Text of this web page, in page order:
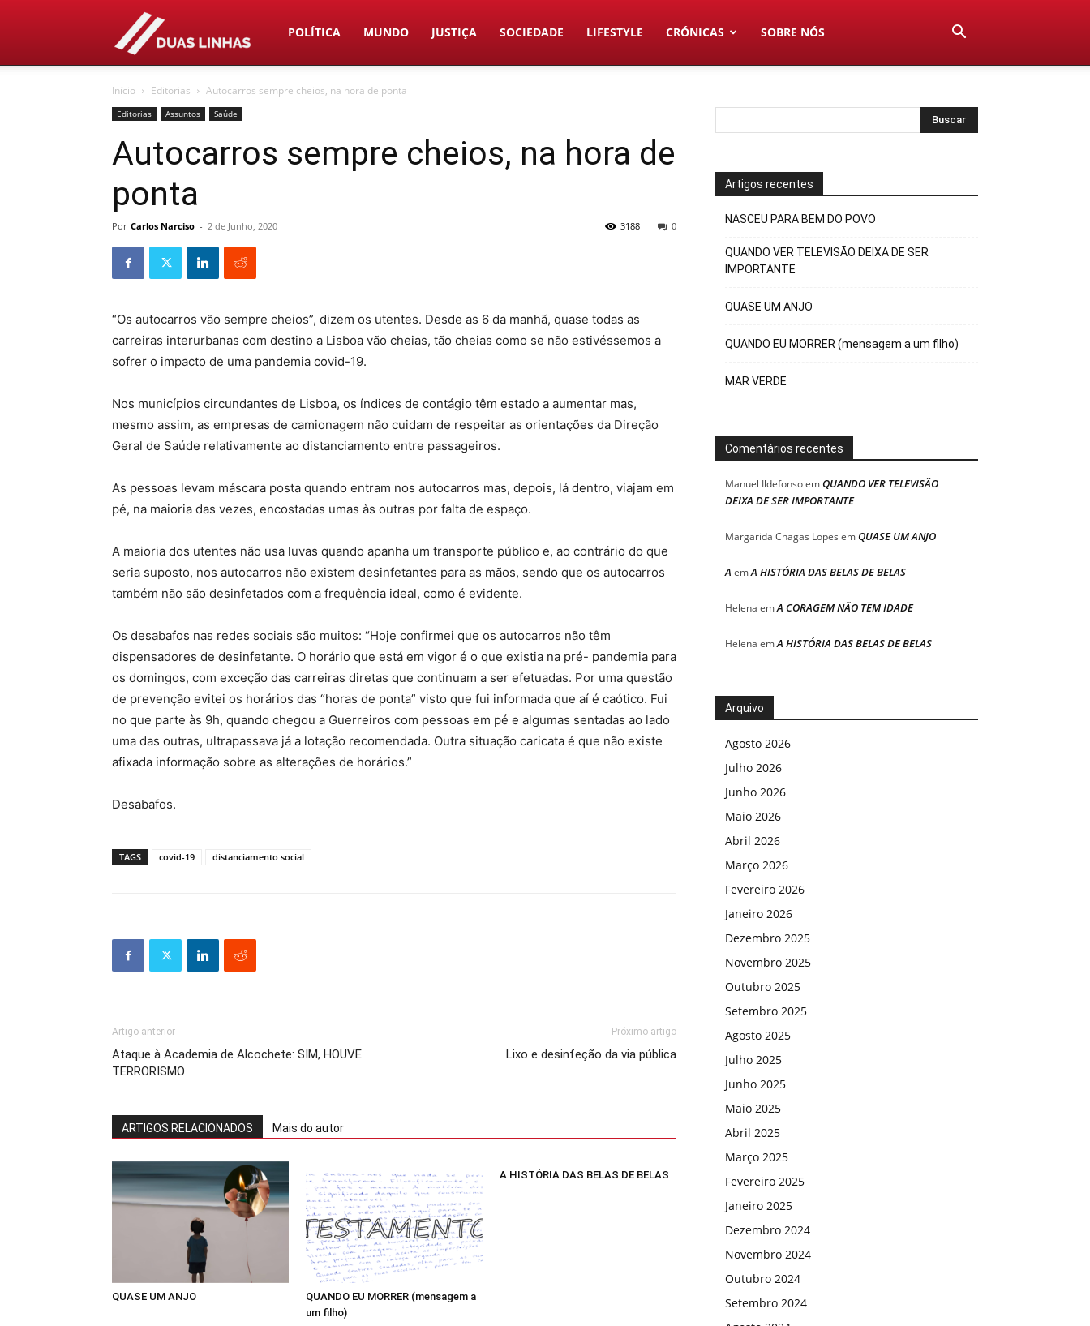
Duas
Linhas
POLÍTICA MUNDO JUSTIÇA SOCIEDADE LIFESTYLE CRÓNICAS SOBRE NÓS
Início Editorias Autocarros sempre cheios, na hora de ponta
Editorias Assuntos Saúde
Autocarros sempre cheios, na hora de
ponta
Por Carlos Narciso - 2 de Junho, 2020 0
3188
“Os autocarros vão sempre cheios”, dizem os utentes. Desde as 6 da manhã, quase todas as
carreiras interurbanas com destino a Lisboa vão cheias, tão cheias como se não estivéssemos a
sofrer o impacto de uma pandemia covid-19.
Nos municípios circundantes de Lisboa, os índices de contágio têm estado a aumentar mas,
mesmo assim, as empresas de camionagem não cuidam de respeitar as orientações da Direção
Geral de Saúde relativamente ao distanciamento entre passageiros.
As pessoas levam máscara posta quando entram nos autocarros mas, depois, lá dentro, viajam em
pé, na maioria das vezes, encostadas umas às outras por falta de espaço.
A maioria dos utentes não usa luvas quando apanha um transporte público e, ao contrário do que
seria suposto, nos autocarros não existem desinfetantes para as mãos, sendo que os autocarros
também não são desinfetados com a frequência ideal, como é evidente.
Os desabafos nas redes sociais são muitos: “Hoje confirmei que os autocarros não têm
dispensadores de desinfetante. O horário que está em vigor é o que existia na pré- pandemia para
os domingos, com exceção das carreiras diretas que continuam a ser efetuadas. Por uma questão
de prevenção evitei os horários das “horas de ponta” visto que fui informada que aí é caótico. Fui
no que parte às 9h, quando chegou a Guerreiros com pessoas em pé e algumas sentadas ao lado
uma das outras, ultrapassava já a lotação recomendada. Outra situação caricata é que não existe
afixada informação sobre as alterações de horários.”
Desabafos.
TAGS covid-19 distanciamento social
Artigo anterior
Ataque à Academia de Alcochete: SIM, HOUVE
TERRORISMO
Próximo artigo
Lixo e desinfeção da via pública
ARTIGOS RELACIONADOS Mais do autor
QUASE UM ANJO
QUANDO EU MORRER (mensagem a
um filho)
A HISTÓRIA DAS BELAS DE BELAS
Artigos recentes
NASCEU PARA BEM DO POVO
QUANDO VER TELEVISÃO DEIXA DE SER
IMPORTANTE
QUASE UM ANJO
QUANDO EU MORRER (mensagem a um filho)
MAR VERDE
Comentários recentes
Manuel IldefonsoemQUANDO VER TELEVISÃO
DEIXA DE SER IMPORTANTE
Margarida Chagas Lopes emQUASE UM ANJO
A emA HISTÓRIA DAS BELAS DE BELAS
Helena emA CORAGEM NÃO TEM IDADE
Helena emA HISTÓRIA DAS BELAS DE BELAS
Arquivo
Agosto 2026
Julho 2026
Junho 2026
Maio 2026
Abril 2026
Março 2026
Fevereiro 2026
Janeiro 2026
Dezembro 2025
Novembro 2025
Outubro 2025
Setembro 2025
Agosto 2025
Julho 2025
Junho 2025
Maio 2025
Abril 2025
Março 2025
Fevereiro 2025
Janeiro 2025
Dezembro 2024
Novembro 2024
Outubro 2024
Setembro 2024